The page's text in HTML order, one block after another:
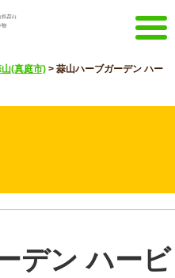
イベントキャンペーン
観光スポット
パンフレット
(真庭市) > 蒜山ハーブガーデン ハー
デン ハービ